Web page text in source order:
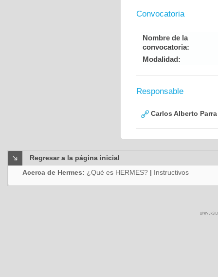
Convocatoria
Nombre de la
convocatoria:
Modalidad:
Responsable
Carlos Alberto
Regresar a la página inicial
Acerca de Hermes: ¿Qué es HERMES? | Instructivos